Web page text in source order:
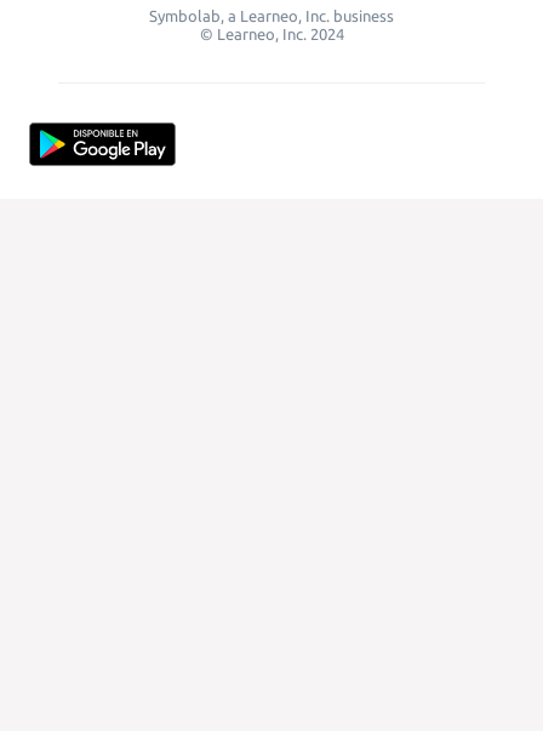
Symbolab, a Learneo, Inc. business
© Learneo, Inc. 2024